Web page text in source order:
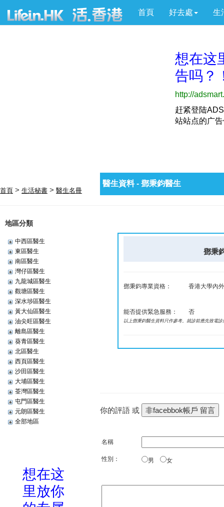
首頁 好去處 生
首頁 > 生活秘書 > 醫生名冊
地區分類
中西區醫生
東區醫生
南區醫生
灣仔區醫生
九龍城區醫生
觀塘區醫生
深水埗區醫生
黃大仙區醫生
油尖旺區醫生
離島區醫生
葵青區醫生
北區醫生
西頁區醫生
沙田區醫生
大埔區醫生
荃灣區醫生
屯門區醫生
元朗區醫生
全部地區
醫生資料 - 鄧秉鈞醫生
鄧秉
鄧秉鈞專業資格： 香港大學內
能否提供緊急服務： 否
以上鄧秉鈞醫生資料只作參考。就診前應先致電
你的評語 或
名稱
性別： 男 女